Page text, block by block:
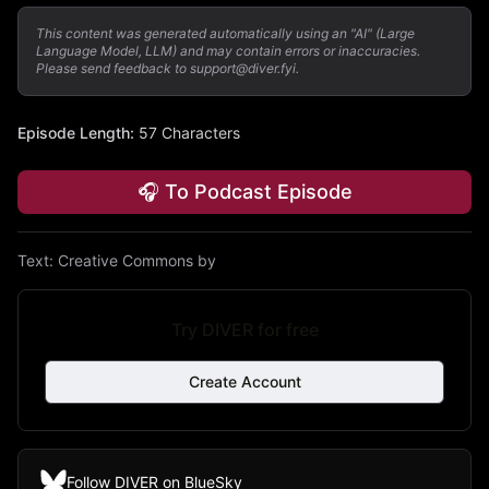
This content was generated automatically using an "AI" (Large
Language Model, LLM) and may contain errors or inaccuracies.
Please send feedback to support@diver.fyi.
Episode Length: 57 Characters
🎧 To Podcast Episode
Text: Creative Commons by
Create Account
Follow DIVER on BlueSky